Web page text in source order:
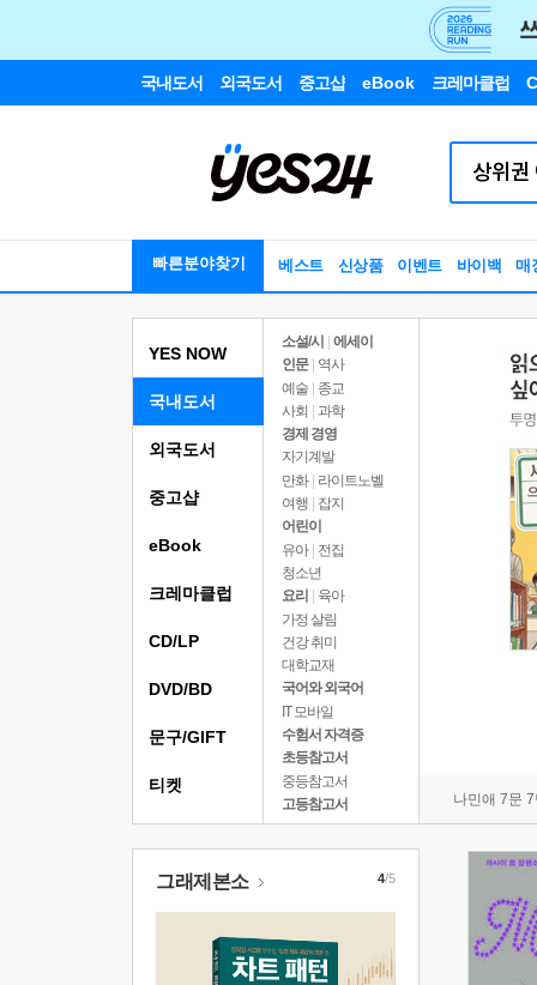
국내도서 외국도서 중고샵 eBook 크레마클럽
빠른분야찾기 베스트 신상품 이벤트 바이백 매
YES NOW
국내도서
소설/시
에세이
인문
역사
예술 | 종교
사회 | 과학
경제 경영
자기계발
만화 | 라이트노벨
여행
잡지
어린이
유아 | 전집
청소년
요리
육아
가정 살림
건강 취미
대학교재
국어와 외국어
IT 모바일
수험서 자격증
초등참고서
중등참고서
고등참고서
나민애 7문
외국도서
중고샵
eBook
크레마클럽
CD/LP
DVD/BD
문구/GIFT
티켓
그래제본소 4/5